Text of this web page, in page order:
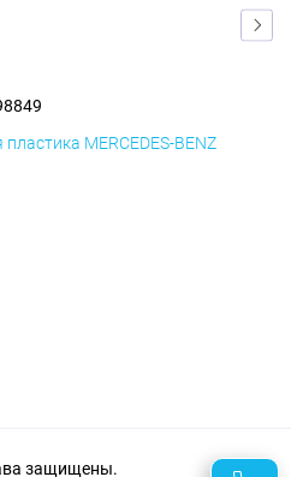
MERCEDES-BENZ
защищены.